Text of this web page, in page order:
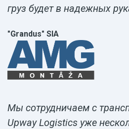
груз будет в надежных
"Grandus" SIA
Мы сотрудничаем с
Upway Logistics уже